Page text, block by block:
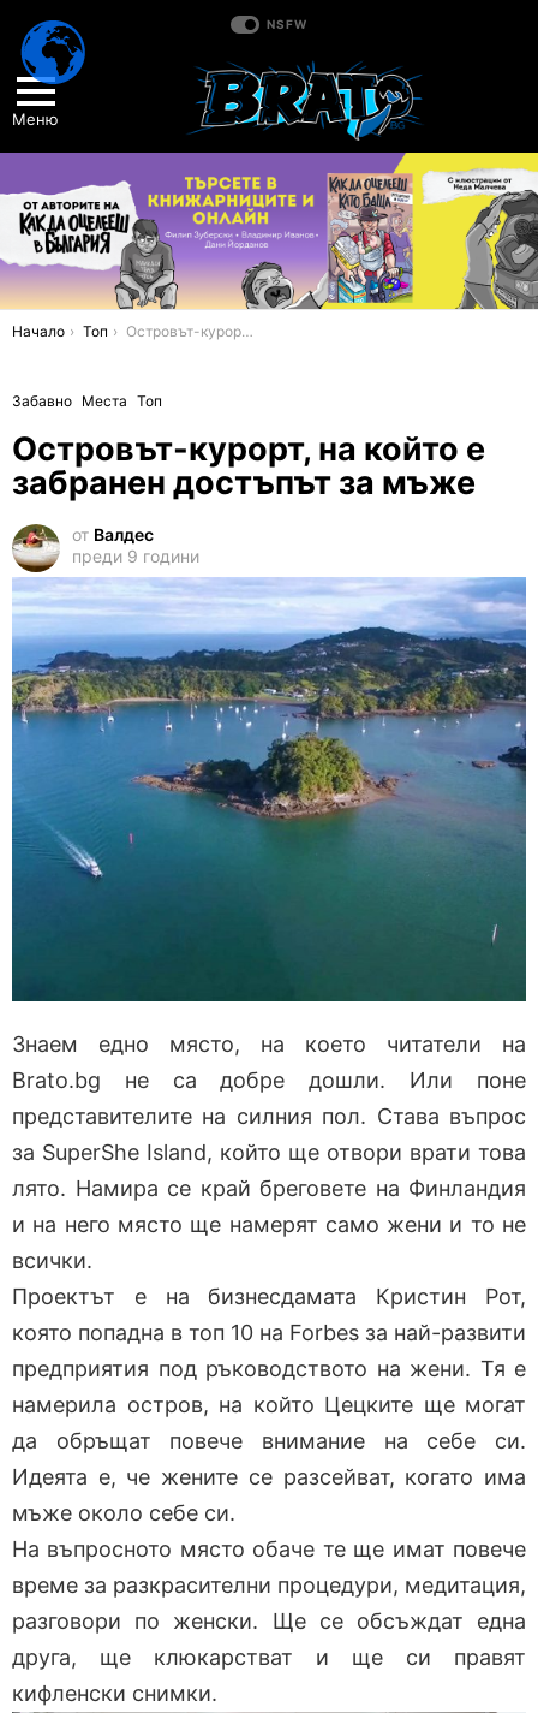
NSFW
Меню
You are here:
Начало Топ Островът-курорт, на който е забранен достъпът за мъже
Забавно Места Топ
Островът-курорт, на който е
забранен достъпът за мъже
от Валдес
преди 9 години
Знаем едно място, на което читатели на
Brato.bg не са добре дошли. Или поне
представителите на силния пол. Става въпрос
за SuperShe Island, който ще отвори врати това
лято. Намира се край бреговете на Финландия
и на него място ще намерят само жени и то не
всички.
Проектът е на бизнесдамата Кристин Рот,
която попадна в топ 10 на Forbes за най-развити
предприятия под ръководството на жени. Тя е
намерила остров, на който Цецките ще могат
да обръщат повече внимание на себе си.
Идеята е, че жените се разсейват, когато има
мъже около себе си.
На въпросното място обаче те ще имат повече
време за разкрасителни процедури, медитация,
разговори по женски. Ще се обсъждат една
друга, ще клюкарстват и ще си правят
кифленски снимки.